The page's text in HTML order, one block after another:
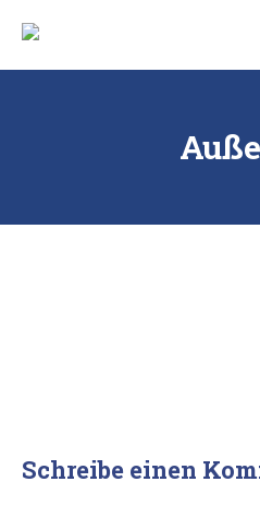
Traunbachhausl
Hotel
Garni
Schreibe einen